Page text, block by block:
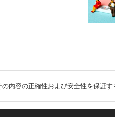
内容の正確性および安全性を保証